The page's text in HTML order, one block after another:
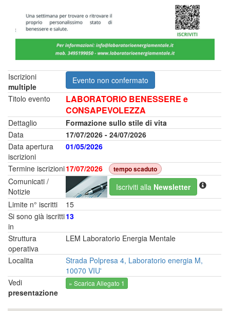
Iscrizioni
multiple
Evento non confermato
Titolo evento
LABORATORIO BENESSERE e
CONSAPEVOLEZZA
Dettaglio
Formazione sullo stile di vita
Data
17/07/2026 - 24/07/2026
Data apertura
iscrizioni
01/05/2026
Termine iscrizioni17/07/2026 tempo scaduto
Comunicati /
Notizie
Iscriviti alla Newsletter
Limite n° iscritti
15
Si sono già iscritti
in
13
Struttura
operativa
LEM Laboratorio Energia Mentale
Localita
Strada Polpresa 4, Laboratorio energia M,
10070 VIU'
Vedi
presentazione
» Scarica Allegato 1